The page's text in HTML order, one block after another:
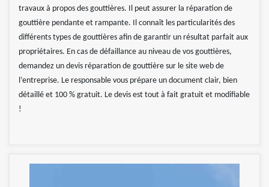
travaux à propos des gouttières. Il peut assurer la réparation de
gouttière pendante et rampante. Il connaît les particularités des
différents types de gouttières afin de garantir un résultat parfait aux
propriétaires. En cas de défaillance au niveau de vos gouttières,
demandez un devis réparation de gouttière sur le site web de
l’entreprise. Le responsable vous prépare un document clair, bien
détaillé et 100 % gratuit. Le devis est tout à fait gratuit et modifiable
!